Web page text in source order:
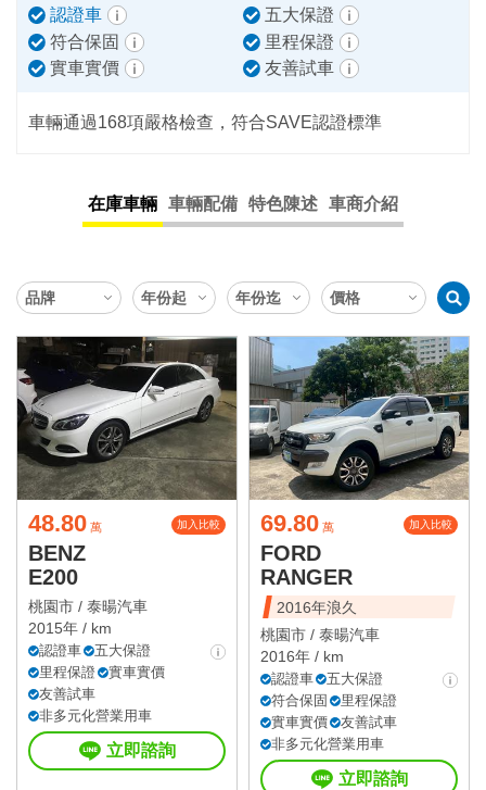
認證車
五大保證
符合保固
里程保證
實車實價
友善試車
車輛通過168項嚴格檢查，符合SAVE認證標準
在庫車輛 車輛配備 特色陳述 車商介紹
48.80 萬 加入比較
BENZ
E200
桃園市 / 泰暘汽車
2015年 / km
認證車
五大保證
里程保證
實車實價
友善試車
非多元化營業用車
立即諮詢
69.80 萬 加入比較
FORD
RANGER
2016年浪久
桃園市 / 泰暘汽車
2016年 / km
認證車
五大保證
符合保固
里程保證
實車實價
友善試車
非多元化營業用車
立即諮詢